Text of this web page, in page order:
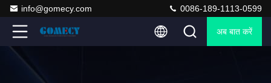
info@gomecy.com 0086-189-1113-0599
अब बात करें